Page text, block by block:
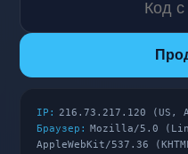
IP: 216.73.217.120 (US,
Браузер: Mozilla/5.0
AppleWebKit/537.36